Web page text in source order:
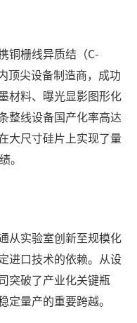
栅线异质结（C-
顶尖设备制造商，成功
材料、曝光显影图形化
整线设备国产化率高达
大尺寸硅片上实现了量
。
实验室创新至规模化
进口技术的依赖。从设
突破了产业化关键瓶
量产的重要跨越。